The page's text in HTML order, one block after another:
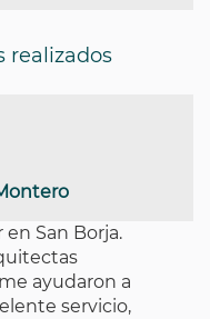
realizados
San Borja.
ayudaron a
servicio,